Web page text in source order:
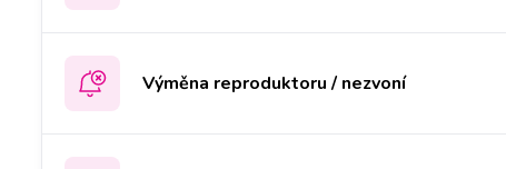
Výměna reproduktoru / nezvoní